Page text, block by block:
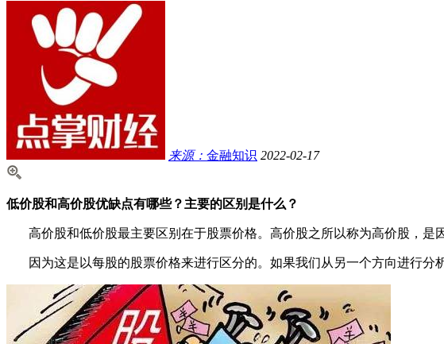
来源： 金融知识 2022-02-17
低价股和高价股优缺点有哪些？主要的区别是什么？
高价股和低价股最主要区别在于股票价格。高价股之所以称为高价股，是
因为这是以每股的股票价格来进行区分的。如果我们从另一个方向进行分